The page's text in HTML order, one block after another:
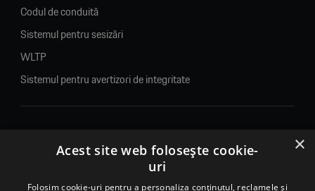
Codul de conduită
Sistemul pentru sesizări
WLTP
Sistemul pentru avertizori de integritate
© 2026. Porsche Inter Auto Romania. Toate drepturile rezervate.
Porsche Inter Auto Romania SRL
×
Acest site web folosește cookie-
uri
Folosim cookie-uri pentru a personaliza conținutul, reclamele și